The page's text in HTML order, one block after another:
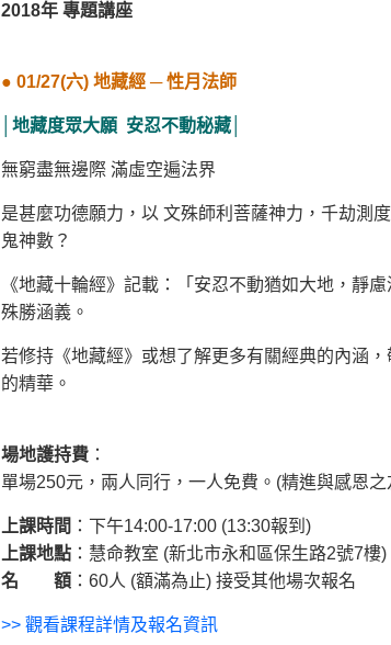
2018年 專題講座
● 01/27(六) 地藏經 ─ 性月法師
地藏度眾大願 安忍不動秘藏
無窮盡無邊際 滿虛空遍法界
是甚麼功德願力，以 文殊師利菩薩神力，千劫測
鬼神數？
《地藏十輪經》記載：「安忍不動猶如大地，靜
殊勝涵義。
若修持《地藏經》或想了解更多有關經典的內涵
的精華。
場地護持費 ：
單場250元，兩人同行，一人免費。(精進與感恩之
上課時間 ：下午14:00-17:00 (13:30報到)
上課地點 ：慧命教室 (新北市永和區保生路2號7樓)
名 額 ：60人 (額滿為止) 接受其他場次報名
>> 觀看課程詳情及報名資訊